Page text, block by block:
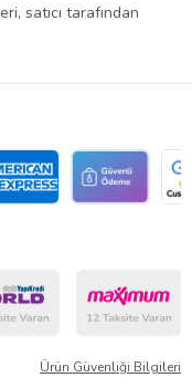
satıcı tarafından
Ürün Güvenliği Bilgileri